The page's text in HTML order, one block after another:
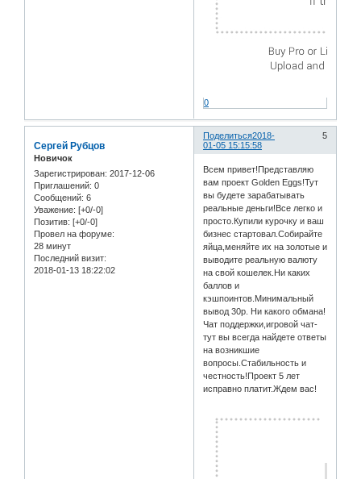
0
Поделиться 5
2018-
01-05 15:15:58
Сергей Рубцов
Новичок
Зарегистрирован: 2017-12-06
Приглашений: 0
Сообщений: 6
Уважение: [+0/-0]
Позитив: [+0/-0]
Провел на форуме:
28 минут
Последний визит:
2018-01-13 18:22:02
Всем привет!Представляю
вам проект Golden Eggs!Тут
вы будете зарабатывать
реальные деньги!Все легко и
просто.Купили курочку и ваш
бизнес стартовал.Собирайте
яйца,меняйте их на золотые и
выводите реальную валюту
на свой кошелек.Ни каких
баллов и
кэшпоинтов.Минимальный
вывод 30р. Ни какого обмана!
Чат поддержки,игровой чат-
тут вы всегда найдете ответы
на возникшие
вопросы.Стабильность и
честность!Проект 5 лет
исправно платит.Ждем вас!